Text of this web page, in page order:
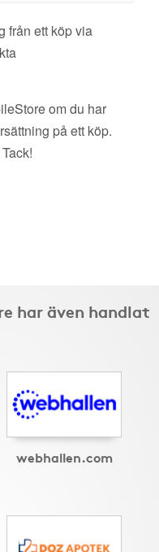
från ett köp via
om du har
på ett köp.
har även handlat
webhallen.com